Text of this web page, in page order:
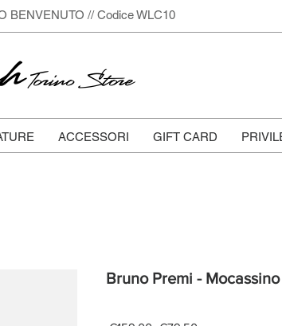
BENVENUTO // Codice WLC10
Torino Store
ACCESSORI GIFT CARD
Bruno Premi -